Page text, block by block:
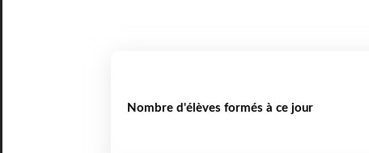
Nombre d'élèves formés à ce jour